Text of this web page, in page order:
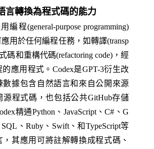
言轉換為程式碼的能力
編程(general-purpose programming)
用於任何編程任務，如轉譯(transp
碼和重構代碼(refactoring code)，經
應用程式。Codex是GPT-3衍生改
數據包含自然語言和來自公開來源
源程式碼，也包括公共GitHub存儲
精通Python、JavaScript、C#、G
、Ruby、Swift、和TypeScript等
其應用可將註解轉換成程式碼、